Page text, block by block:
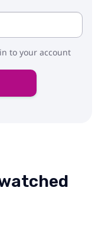
to your account